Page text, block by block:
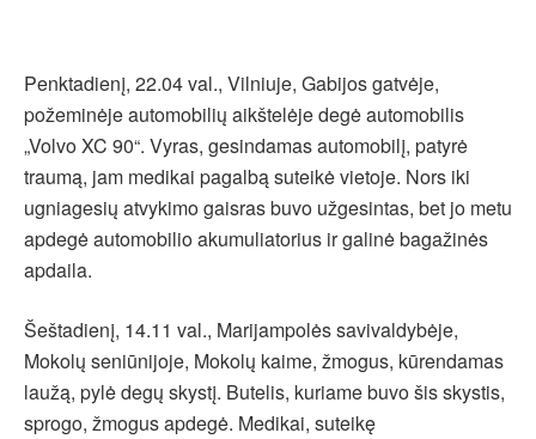
Penktadienį, 22.04 val., Vilniuje, Gabijos gatvėje,
požeminėje automobilių aikštelėje degė automobilis
„Volvo XC 90“. Vyras, gesindamas automobilį, patyrė
traumą, jam medikai pagalbą suteikė vietoje. Nors iki
ugniagesių atvykimo gaisras buvo užgesintas, bet jo metu
apdegė automobilio akumuliatorius ir galinė bagažinės
apdaila.
Šeštadienį, 14.11 val., Marijampolės savivaldybėje,
Mokolų seniūnijoje, Mokolų kaime, žmogus, kūrendamas
laužą, pylė degų skystį. Butelis, kuriame buvo šis skystis,
sprogo, žmogus apdegė. Medikai, suteikę